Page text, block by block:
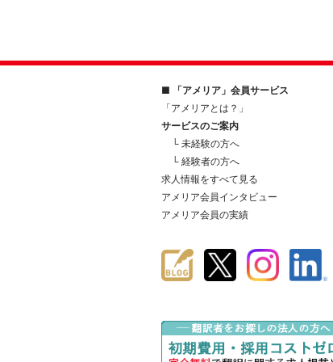
■ 「アメリア」会員サービス
「アメリアとは？」
サービスのご案内
└ 未経験の方へ
└ 経験者の方へ
求人情報をすべて見る
アメリア会員インタビュー
アメリア会員の実績